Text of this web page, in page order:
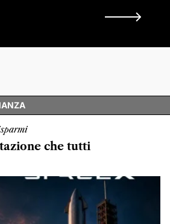
che tutti